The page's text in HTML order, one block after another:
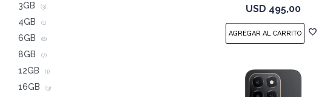
USD 495,00
3GB (3)
4GB (1)
6GB (8)
8GB (7)
12GB (1)
16GB (3)